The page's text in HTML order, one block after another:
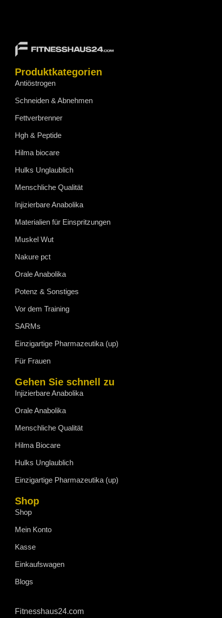
Produktkategorien
Antiöstrogen
Schneiden & Abnehmen
Fettverbrenner
Hgh & Peptide
Hilma biocare
Hulks Unglaublich
Menschliche Qualität
Injizierbare Anabolika
Materialien für Einspritzungen
Muskel Wut
Nakure pct
Orale Anabolika
Potenz & Sonstiges
Vor dem Training
SARMs
Einzigartige Pharmazeutika (up)
Für Frauen
Gehen Sie schnell zu
Injizierbare Anabolika
Orale Anabolika
Menschliche Qualität
Hilma Biocare
Hulks Unglaublich
Einzigartige Pharmazeutika (up)
Shop
Shop
Mein Konto
Kasse
Einkaufswagen
Blogs
Fitnesshaus24.com